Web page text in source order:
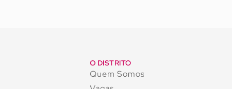
O DISTRITO
Quem Somos